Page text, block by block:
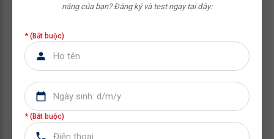
CÁCH ĐI XIN VIỆC LÀM CHO SINH VIÊN TỪ A ĐẾN
Z DỄ ÁP DỤNG
Cách đi xin việc làm cho sinh viên từ A đến Z với những
bước chuẩn bị cần thiết, kinh nghiệm ứng tuy...
năng của bạn?Đăng ký và test ngay tại đây:
* (Bắt buộc)
* (Bắt buộc)